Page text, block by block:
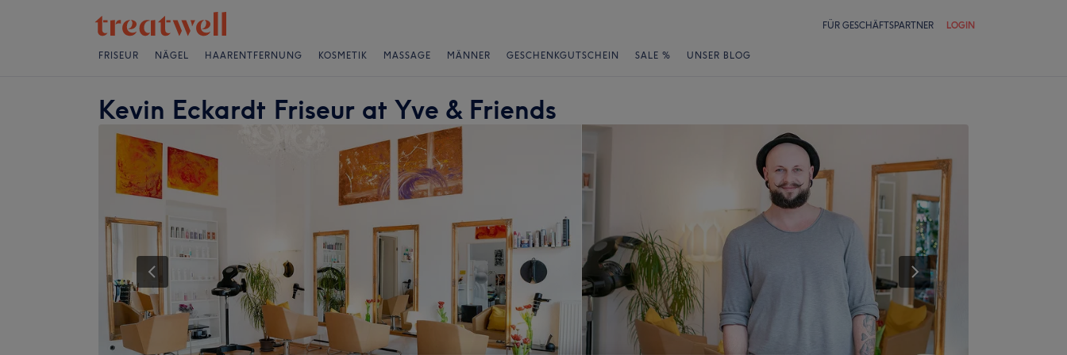
FÜR GESCHÄFTSPARTNER LOGIN
FRISEUR NÄGEL HAARENTFERNUNG KOSMETIK MASSAGE MÄNNER GESCHENKGUTSCHEIN SALE % UNSER BLOG
Kevin Eckardt Friseur at Yve & Friends